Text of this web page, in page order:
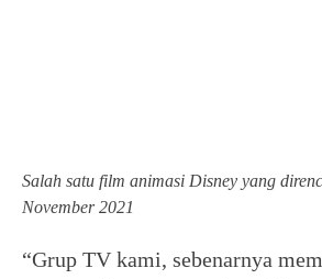
Salah satu film animasi Disney yang
November 2021
“Grup TV kami, sebenarnya